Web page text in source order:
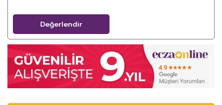
Değerlendir